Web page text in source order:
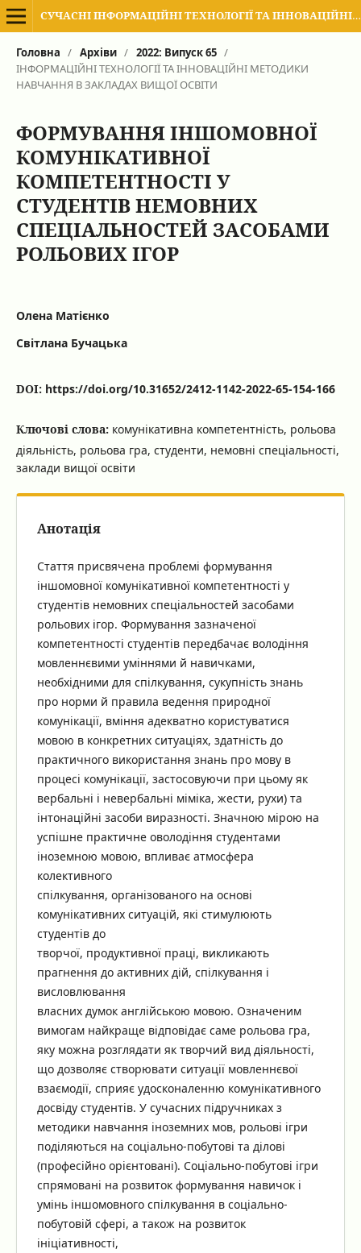
СУЧАСНІ ІНФОРМАЦІЙНІ ТЕХНОЛОГІЇ ТА ІННОВАЦІЙНІ МЕТОДИКИ НАВЧАННЯ В ПІДГОТОВЦІ ФАХІВЦІВ: МЕТОДОЛОГІЯ, ТЕОРІЯ, ДОСВІД, ПРОБЛЕМИ
Головна / Архіви / 2022: Випуск 65 /
ІНФОРМАЦІЙНІ ТЕХНОЛОГІЇ ТА ІННОВАЦІЙНІ МЕТОДИКИ
НАВЧАННЯ В ЗАКЛАДАХ ВИЩОЇ ОСВІТИ
ФОРМУВАННЯ ІНШОМОВНОЇ
КОМУНІКАТИВНОЇ
КОМПЕТЕНТНОСТІ У
СТУДЕНТІВ НЕМОВНИХ
СПЕЦІАЛЬНОСТЕЙ ЗАСОБАМИ
РОЛЬОВИХ ІГОР
Олена Матієнко
Світлана Бучацька
DOI: https://doi.org/10.31652/2412-1142-2022-65-154-166
Ключові слова: комунікативна компетентність, рольова
діяльність, рольова гра, студенти, немовні спеціальності,
заклади вищої освіти
Анотація
Стаття присвячена проблемі формування
іншомовної комунікативної компетентності у
студентів немовних спеціальностей засобами
рольових ігор. Формування зазначеної
компетентності студентів передбачає володіння
мовленнєвими уміннями й навичками,
необхідними для спілкування, сукупність знань
про норми й правила ведення природної
комунікації, вміння адекватно користуватися
мовою в конкретних ситуаціях, здатність до
практичного використання знань про мову в
процесі комунікації, застосовуючи при цьому як
вербальні і невербальні міміка, жести, рухи) та
інтонаційні засоби виразності. Значною мірою на
успішне практичне оволодіння студентами
іноземною мовою, впливає атмосфера
колективного
спілкування, організованого на основі
комунікативних ситуацій, які стимулюють
студентів до
творчої, продуктивної праці, викликають
прагнення до активних дій, спілкування і
висловлювання
власних думок англійською мовою. Означеним
вимогам найкраще відповідає саме рольова гра,
яку можна розглядати як творчий вид діяльності,
що дозволяє створювати ситуації мовленнєвої
взаємодії, сприяє удосконаленню комунікативного
досвіду студентів. У сучасних підручниках з
методики навчання іноземних мов, рольові ігри
поділяються на соціально-побутові та ділові
(професійно орієнтовані). Соціально-побутові ігри
спрямовані на розвиток формування навичок і
умінь іншомовного спілкування в соціально-
побутовій сфері, а також на розвиток
ініціативності,